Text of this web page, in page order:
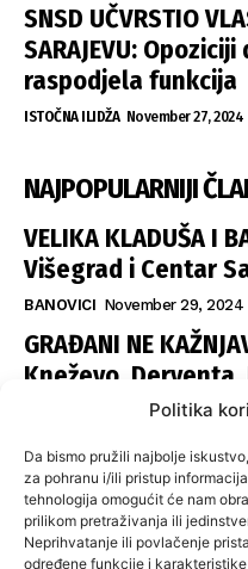
Politika
Da bismo pružili najbolje
za pohranu i/ili pristup
tehnologija omogućit će nam
prilikom pretraživanja ili
Neprihvatanje ili povlačenje
određene funkcije i karakteristike
SNSD UČVRSTIO
SARAJEVU:
raspodjela funkcija
ISTOČNA ILIDŽA November 27, 2024
NAJPOPULARNIJI
VELIKA KLADUŠA I
Višegrad i Centar
BANOVICI November 29, 2024
GRAĐANI NE
Kneževo,
šapom istih
SNSD UČVRSTIO
SARAJEVU:
raspodjela funkcija